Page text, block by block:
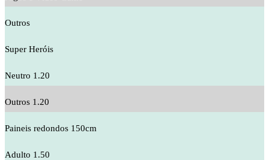
Outros
Super Heróis
Neutro 1.20
Outros 1.20
Paineis redondos 150cm
Adulto 1.50